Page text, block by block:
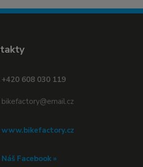
+420 608 030 119
bikefactory@email.cz
www.bikefactory.cz
Náš Facebook »